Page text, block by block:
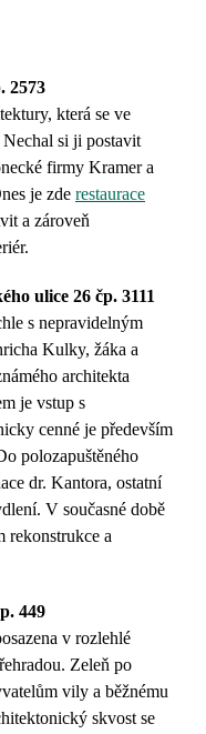
2573
která se ve
si ji postavit
firmy Kramer a
je zde restaurace
a zároveň
ulice 26 čp. 3111
s nepravidelným
Kulky, žáka a
architekta
je vstup s
cenné je především
polozapuštěného
dr. Kantora, ostatní
V současné době
rekonstrukce a
449
v rozlehlé
Zeleň po
vily a běžnému
skvost se